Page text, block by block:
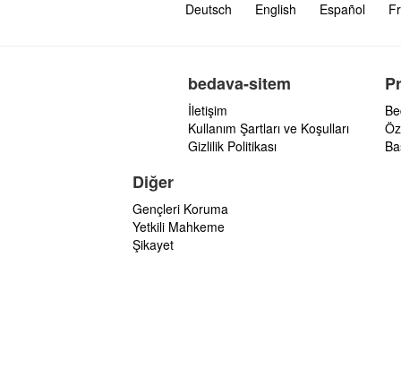
Deutsch English Español
bedava-sitem
İletişim
Kullanım Şartları ve Koşulları
Gizlilik Politikası
Diğer
Gençleri Koruma
Yetkili Mahkeme
Şikayet